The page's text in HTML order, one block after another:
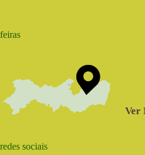
feiras
Ver
redes sociais